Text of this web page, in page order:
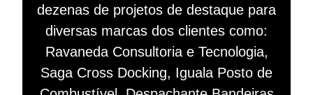
dezenas de projetos de destaque para
diversas marcas dos clientes como:
Ravaneda Consultoria e Tecnologia,
Saga Cross Docking, Iguala Posto de